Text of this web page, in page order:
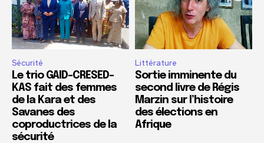
Sécurité
Le trio GAID-CRESED-
KAS fait des femmes
de la Kara et des
Savanes des
coproductrices de la
sécurité
Littérature
Sortie imminente du
second livre de Régis
Marzin sur l’histoire
des élections en
Afrique